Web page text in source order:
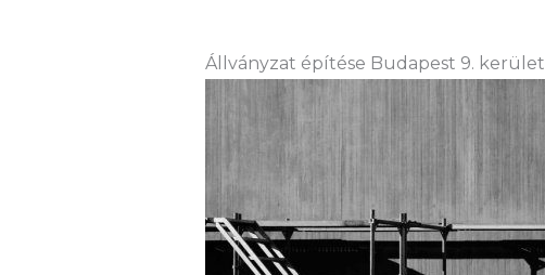
Állványzat építése Budapest 9. kerület